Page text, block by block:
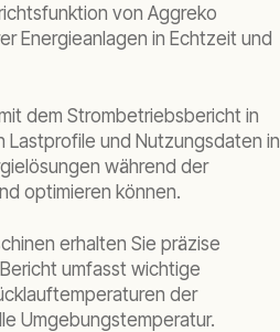
von Aggreko
Energieanlagen in Echtzeit und
dem Strombetriebsbericht in
Lastprofile und Nutzungsdaten in
während der
optimieren können.
erhalten Sie präzise
umfasst wichtige
der
Umgebungstemperatur.